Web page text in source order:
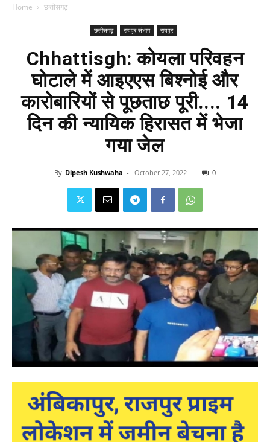
Home छत्तीसगढ़
छत्तीसगढ़ रायपुर संभाग रायपुर
Chhattisgh: कोयला परिवहन
घोटाले में आइएएस बिश्नोई और
कारोबारियों से पूछताछ पूरी.... 14
दिन की न्यायिक हिरासत में भेजा
गया जेल
By Dipesh Kushwaha - October 27, 2022 0